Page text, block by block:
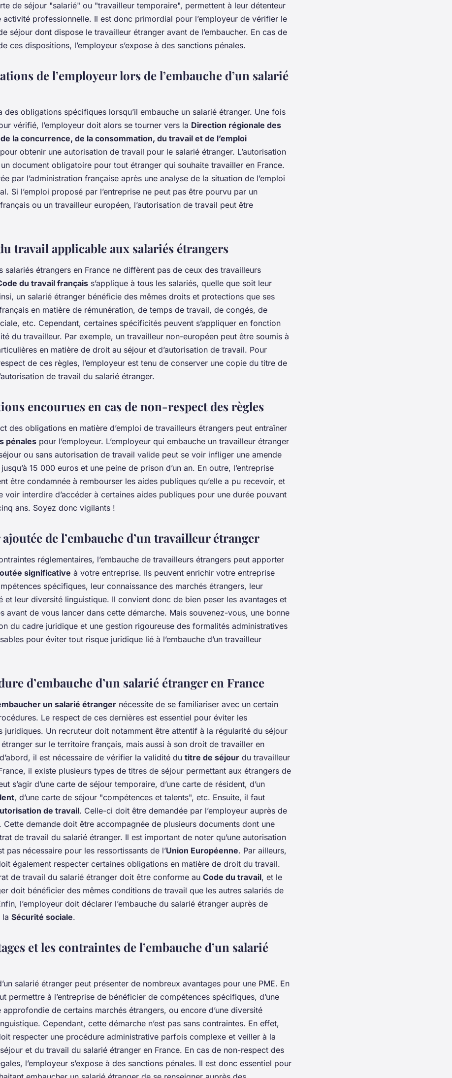
de séjour "salarié" ou "travailleur temporaire", permettent à leur détenteur
activité professionnelle. Il est donc primordial pour l’employeur de vérifier le
séjour dont dispose le travailleur étranger avant de l’embaucher. En cas de
ces dispositions, l’employeur s’expose à des sanctions pénales.
de l’employeur lors de l’embauche d’un salarié
des obligations spécifiques lorsqu’il embauche un salarié étranger. Une fois
vérifié, l’employeur doit alors se tourner vers la Direction régionale des
la concurrence, de la consommation, du travail et de l’emploi
pour obtenir une autorisation de travail pour le salarié étranger. L’autorisation
document obligatoire pour tout étranger qui souhaite travailler en France.
par l’administration française après une analyse de la situation de l’emploi
Si l’emploi proposé par l’entreprise ne peut pas être pourvu par un
ou un travailleur européen, l’autorisation de travail peut être
travail applicable aux salariés étrangers
salariés étrangers en France ne diffèrent pas de ceux des travailleurs
du travail français s’applique à tous les salariés, quelle que soit leur
un salarié étranger bénéficie des mêmes droits et protections que ses
en matière de rémunération, de temps de travail, de congés, de
etc. Cependant, certaines spécificités peuvent s’appliquer en fonction
du travailleur. Par exemple, un travailleur non-européen peut être soumis à
en matière de droit au séjour et d’autorisation de travail. Pour
de ces règles, l’employeur est tenu de conserver une copie du titre de
de travail du salarié étranger.
encourues en cas de non-respect des règles
des obligations en matière d’emploi de travailleurs étrangers peut entraîner
pénales pour l’employeur. L’employeur qui embauche un travailleur étranger
ou sans autorisation de travail valide peut se voir infliger une amende
15 000 euros et une peine de prison d’un an. En outre, l’entreprise
être condamnée à rembourser les aides publiques qu’elle a pu recevoir, et
voir interdire d’accéder à certaines aides publiques pour une durée pouvant
ans. Soyez donc vigilants !
de l’embauche d’un travailleur étranger
réglementaires, l’embauche de travailleurs étrangers peut apporter
significative à votre entreprise. Ils peuvent enrichir votre entreprise
spécifiques, leur connaissance des marchés étrangers, leur
et leur diversité linguistique. Il convient donc de bien peser les avantages et
avant de vous lancer dans cette démarche. Mais souvenez-vous, une bonne
du cadre juridique et une gestion rigoureuse des formalités administratives
pour éviter tout risque juridique lié à l’embauche d’un travailleur
d’embauche d’un salarié étranger en France
un salarié étranger nécessite de se familiariser avec un certain
Le respect de ces dernières est essentiel pour éviter les
juridiques. Un recruteur doit notamment être attentif à la régularité du séjour
sur le territoire français, mais aussi à son droit de travailler en
il est nécessaire de vérifier la validité du titre de séjour du travailleur
il existe plusieurs types de titres de séjour permettant aux étrangers de
s’agir d’une carte de séjour temporaire, d’une carte de résident, d’un
, d’une carte de séjour "compétences et talents", etc. Ensuite, il faut
de travail. Celle-ci doit être demandée par l’employeur auprès de
Cette demande doit être accompagnée de plusieurs documents dont une
de travail du salarié étranger. Il est important de noter qu’une autorisation
pas nécessaire pour les ressortissants de l’Union Européenne. Par ailleurs,
également respecter certaines obligations en matière de droit du travail.
de travail du salarié étranger doit être conforme au Code du travail, et le
doit bénéficier des mêmes conditions de travail que les autres salariés de
l’employeur doit déclarer l’embauche du salarié étranger auprès de
la Sécurité sociale.
et les contraintes de l’embauche d’un salarié
salarié étranger peut présenter de nombreux avantages pour une PME. En
permettre à l’entreprise de bénéficier de compétences spécifiques, d’une
approfondie de certains marchés étrangers, ou encore d’une diversité
Cependant, cette démarche n’est pas sans contraintes. En effet,
respecter une procédure administrative parfois complexe et veiller à la
et du travail du salarié étranger en France. En cas de non-respect des
l’employeur s’expose à des sanctions pénales. Il est donc essentiel pour